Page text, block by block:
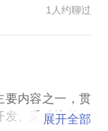
部价值链的一个
据互联互通，
具有高业务价值
被重复使用的数
1人约聊过
要内容之一，贯
发、采购议价、
展开全部